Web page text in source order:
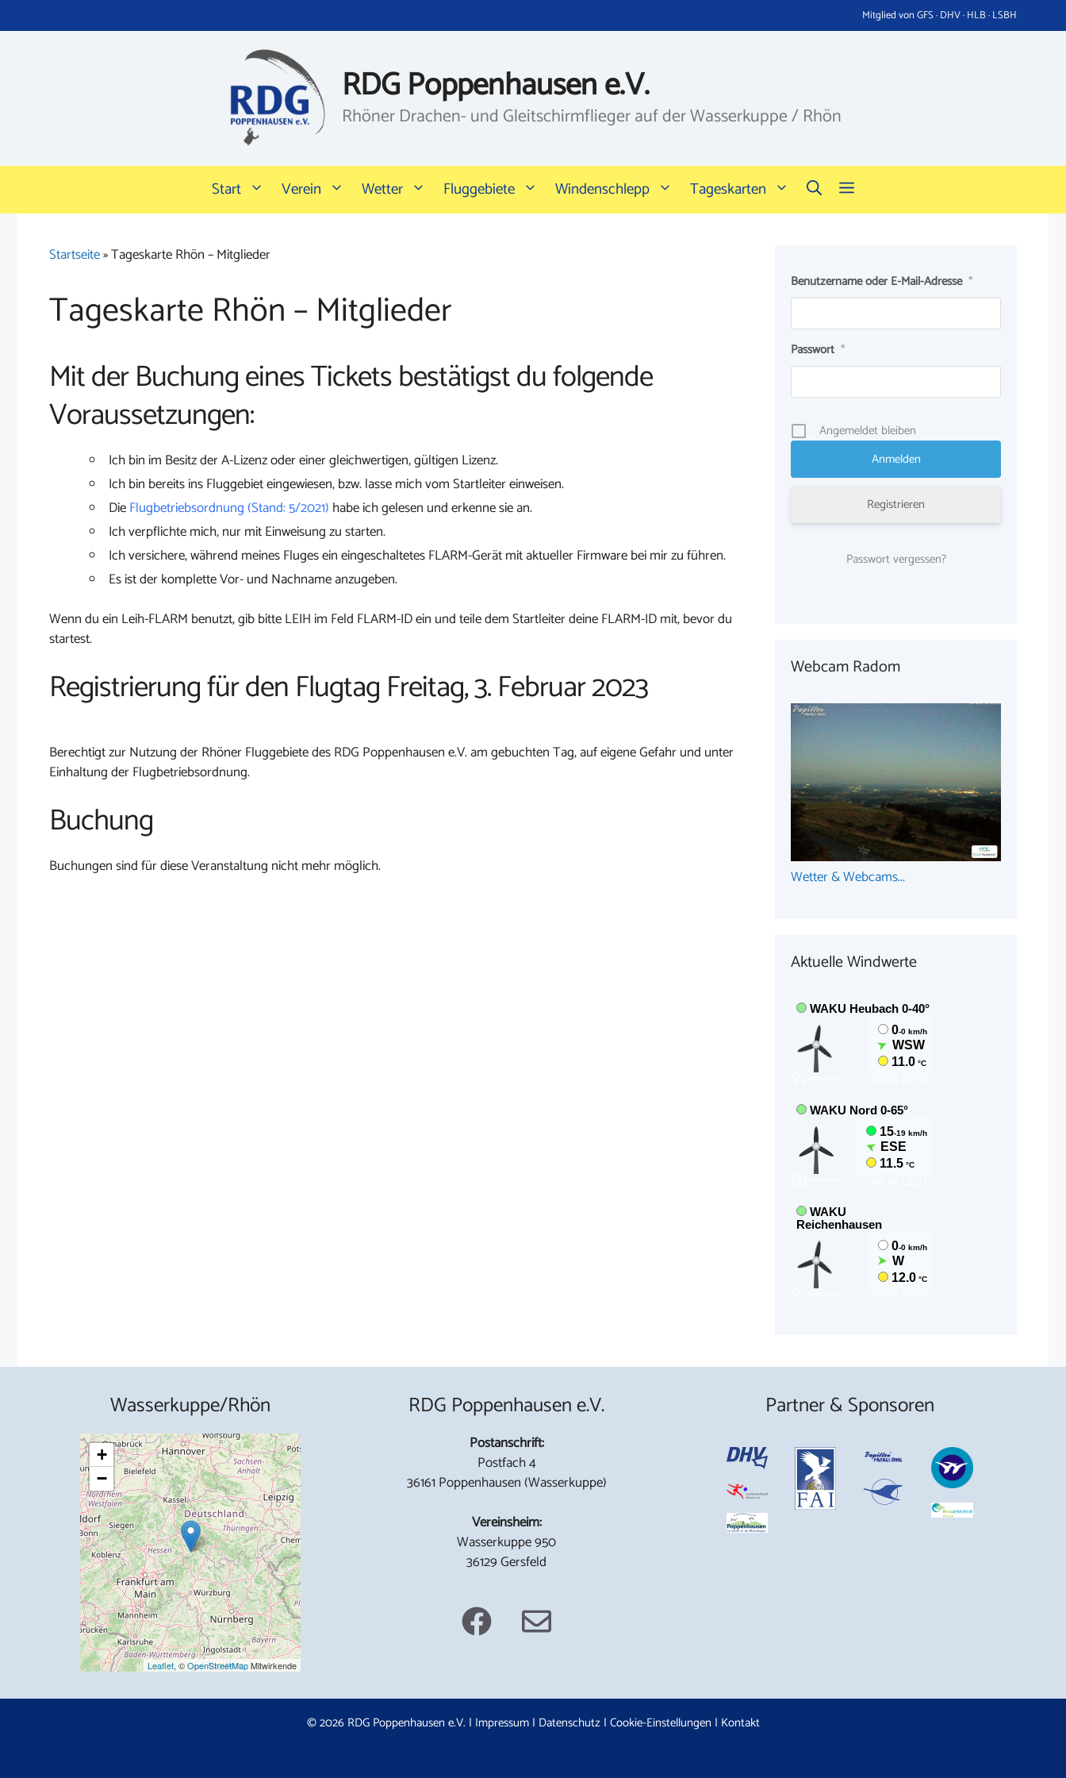
Inhalt
Mitglied von GFS · DHV · HLB · LSBH
RDG Poppenhausen e.V.
Rhöner Drachen- und Gleitschirmflieger auf der Wasserkuppe / Rhön
Start Verein Wetter Fluggebiete Windenschlepp Tageskarten
Startseite»Tageskarte Rhön – Mitglieder
Tageskarte Rhön – Mitglieder
Mit der Buchung eines Tickets bestätigst du folgende
Voraussetzungen:
Ich bin im Besitz der A-Lizenz oder einer gleichwertigen, gültigen Lizenz.
Ich bin bereits ins Fluggebiet eingewiesen, bzw. lasse mich vom Startleiter einweisen.
DieFlugbetriebsordnung (Stand: 5/2021) habe ich gelesen und erkenne sie an.
Ich verpflichte mich, nur mit Einweisung zu starten.
Ich versichere, während meines Fluges ein eingeschaltetes FLARM-Gerät mit aktueller Firmware bei mir zu führen.
Es ist der komplette Vor- und Nachname anzugeben.
Wenn du ein Leih-FLARM benutzt, gib bitte LEIH im Feld FLARM-ID ein und teile dem Startleiter deine FLARM-ID mit, bevor du
startest.
Registrierung für den Flugtag Freitag, 3. Februar 2023
Berechtigt zur Nutzung der Rhöner Fluggebiete des RDG Poppenhausen e.V. am gebuchten Tag, auf eigene Gefahr und unter
Einhaltung der Flugbetriebsordnung.
Buchung
Buchungen sind für diese Veranstaltung nicht mehr möglich.
Benutzername oder E-Mail-Adresse *
Passwort *
Angemeldet bleiben
Registrieren
Passwort vergessen?
Webcam Radom
Wetter & Webcams...
Aktuelle Windwerte
Wasserkuppe/Rhön
+
−
Leaflet, ©OpenStreetMapMitwirkende
RDG Poppenhausen e.V.
Postanschrift:
Postfach 4
36161 Poppenhausen (Wasserkuppe)
Vereinsheim:
Wasserkuppe 950
36129 Gersfeld
Partner & Sponsoren
© 2026 RDG Poppenhausen e.V. | Impressum| Datenschutz | Cookie-Einstellungen | Kontakt